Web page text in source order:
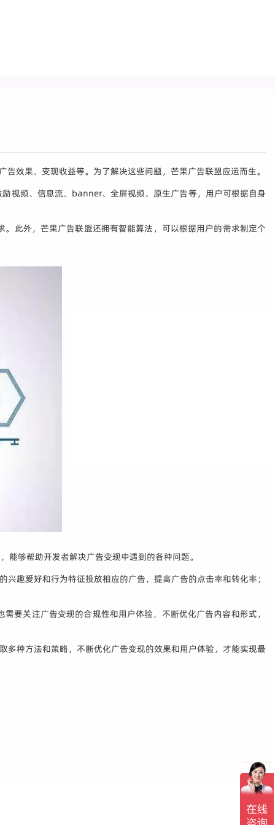
效果、变现收益等。为了解决这些问题，芒果广告联盟应运而生。
视频、信息流、banner、全屏视频、原生广告等，用户可根据自身
。此外，芒果广告联盟还拥有智能算法，可以根据用户的需求制定个
够帮助开发者解决广告变现中遇到的各种问题。
趣爱好和行为特征投放相应的广告，提高广告的点击率和转化率；
要关注广告变现的合规性和用户体验，不断优化广告内容和形式，
种方法和策略，不断优化广告变现的效果和用户体验，才能实现最